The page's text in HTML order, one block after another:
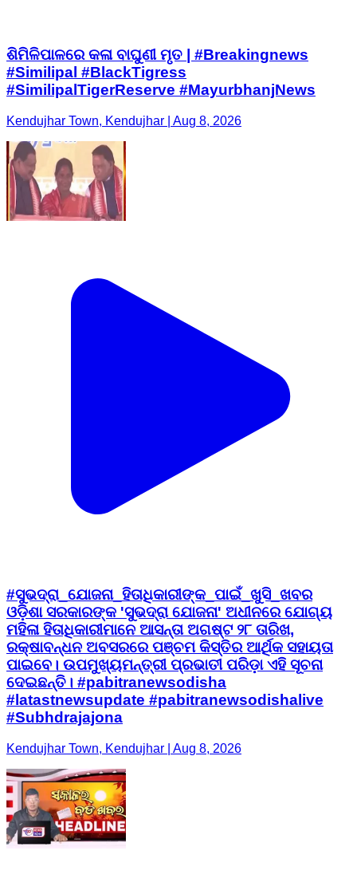
ଶିମିଳିପାଳରେ କଳା ବାଘୁଣୀ ମୃତ | #Breakingnews
#Similipal #BlackTigress
#SimilipalTigerReserve #MayurbhanjNews
Kendujhar Town, Kendujhar | Aug 8, 2026
#ସୁଭଦ୍ରା_ଯୋଜନା_ହିତାଧିକାରୀଙ୍କ_ପାଇଁ_ଖୁସି_ଖବର
ଓଡ଼ିଶା ସରକାରଙ୍କ 'ସୁଭଦ୍ରା ଯୋଜନା' ଅଧୀନରେ ଯୋଗ୍ୟ
ମହିଳା ହିତାଧିକାରୀମାନେ ଆସନ୍ତା ଅଗଷ୍ଟ ୨୮ ତାରିଖ,
ରକ୍ଷାବନ୍ଧନ ଅବସରରେ ପଞ୍ଚମ କିସ୍ତିର ଆର୍ଥିକ ସହାୟତା
ପାଇବେ। ଉପମୁଖ୍ୟମନ୍ତ୍ରୀ ପ୍ରଭାତୀ ପରିଡ଼ା ଏହି ସୂଚନା
ଦେଇଛନ୍ତି। #pabitranewsodisha
#latastnewsupdate #pabitranewsodishalive
#Subhdrajajona
Kendujhar Town, Kendujhar | Aug 8, 2026